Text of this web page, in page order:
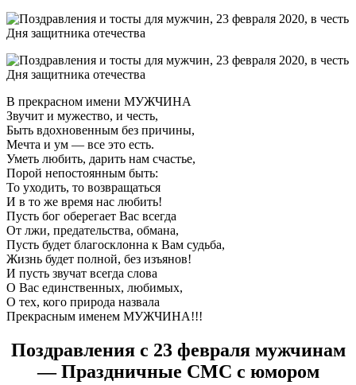
В прекрасном имени МУЖЧИНА
Звучит и мужество, и честь,
Быть вдохновенным без причины,
Мечта и ум — все это есть.
Уметь любить, дарить нам счастье,
Порой непостоянным быть:
То уходить, то возвращаться
И в то же время нас любить!
Пусть бог оберегает Вас всегда
От лжи, предательства, обмана,
Пусть будет благосклонна к Вам судьба,
Жизнь будет полной, без изъянов!
И пусть звучат всегда слова
О Вас единственных, любимых,
О тех, кого природа назвала
Прекрасным именем МУЖЧИНА!!!
Поздравления с 23 февраля мужчинам
― Праздничные СМС с юмором